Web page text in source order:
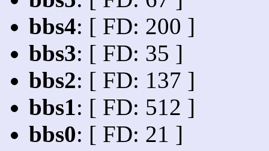
bbs4: [ FD: 200 ]
bbs3: [ FD: 35 ]
bbs2: [ FD: 137 ]
bbs1: [ FD: 512 ]
bbs0: [ FD: 21 ]